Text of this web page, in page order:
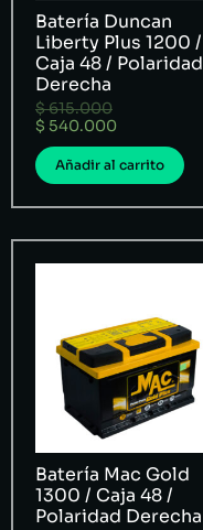
Batería Duncan
Liberty Plus 1200 /
Caja 48 / Polaridad
Derecha
$615.000
$ 540.000
Añadir al carrito
Batería Mac Gold
1300 / Caja 48 /
Polaridad Derecha